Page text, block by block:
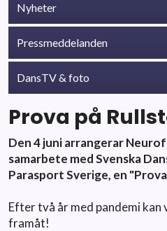
Nyheter
Pressmeddelanden
DansTV & foto
Prova på
Den 4 juni arrangerar
samarbete med Svenska
Parasport Sverige, en
Efter två år med pandemi kan
framåt!